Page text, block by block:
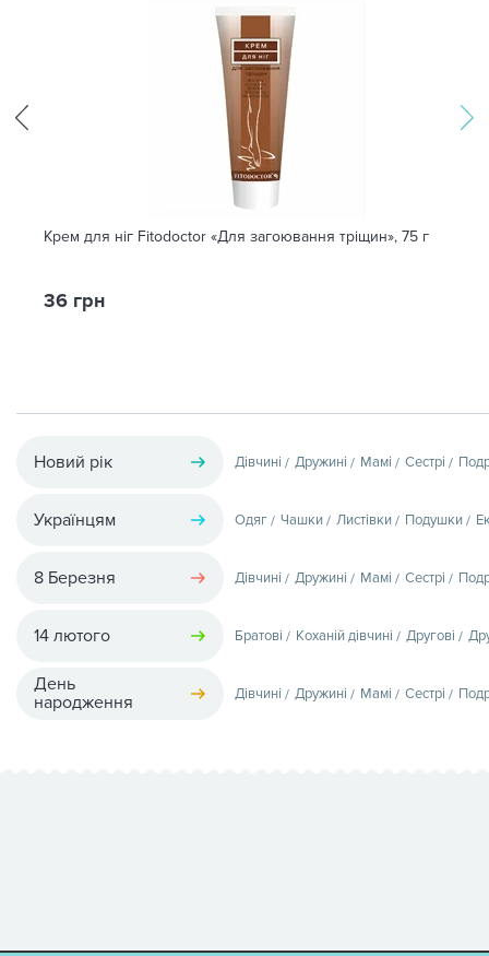
Крем для ніг Fitodoctor «Для загоювання тріщин», 75 г
36 грн
Новий рік Дівчині Дружині Мамі Сестрі
Українцям Одяг Чашки Листівки Подушки
8 Березня Дівчині Дружині Мамі Сестрі
14 лютого Братові Коханій дівчині Другові
День
народження
Дівчині Дружині Мамі Сестрі